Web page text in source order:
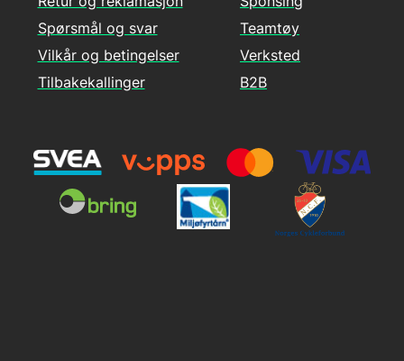
Spørsmål og svar
Vilkår og betingelser
Tilbakekallinger
Teamtøy
Verksted
B2B